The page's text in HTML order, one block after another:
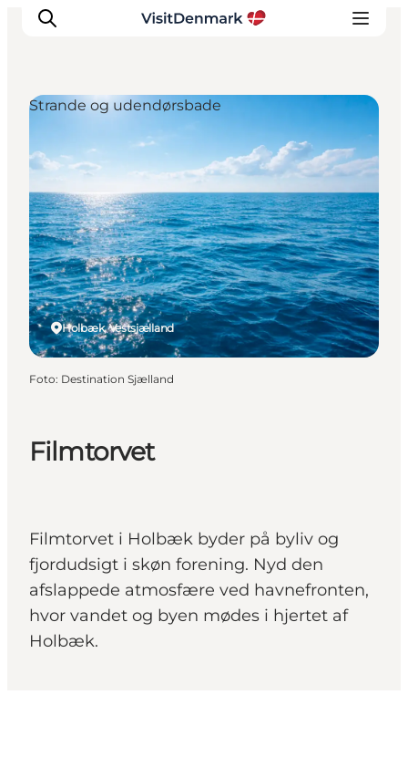
Inspiration
Destinationer
Oplevelser
Overnatning
Planlæg ferien
Filmtorvet
Filmtorvet i Holbæk byder på byliv og
fjordudsigt i skøn forening. Nyd den
afslappede atmosfære ved havnefronten,
hvor vandet og byen mødes i hjertet af
Holbæk.
Holbæk, Vestsjælland
Strande og udendørsbade
Foto: Destination Sjælland